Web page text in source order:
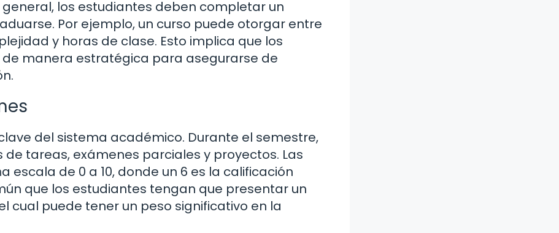
los estudiantes deben completar un
Por ejemplo, un curso puede otorgar entre
y horas de clase. Esto implica que los
manera estratégica para asegurarse de
del sistema académico. Durante el semestre,
tareas, exámenes parciales y proyectos. Las
escala de 0 a 10, donde un 6 es la calificación
que los estudiantes tengan que presentar un
cual puede tener un peso significativo en la